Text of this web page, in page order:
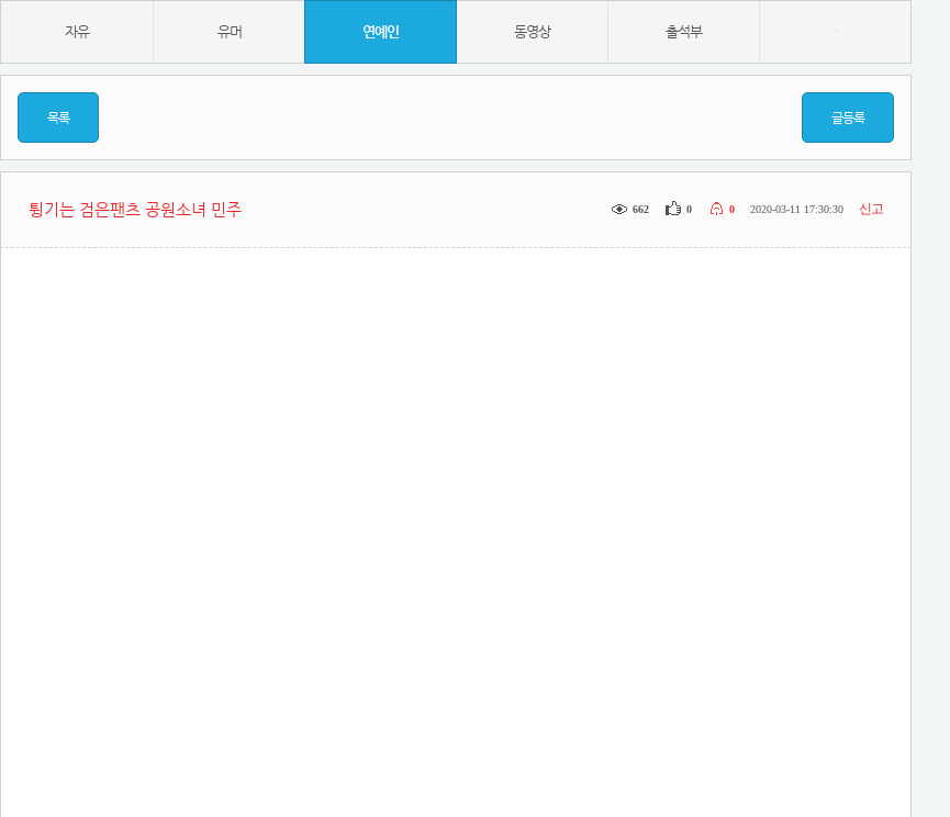
자유 유머 연예인 동영상 출석부 -
글등록
목록
튕기는 검은팬츠 공원소녀 민주 662 0 0 2020-03-11 17:30:30 신고